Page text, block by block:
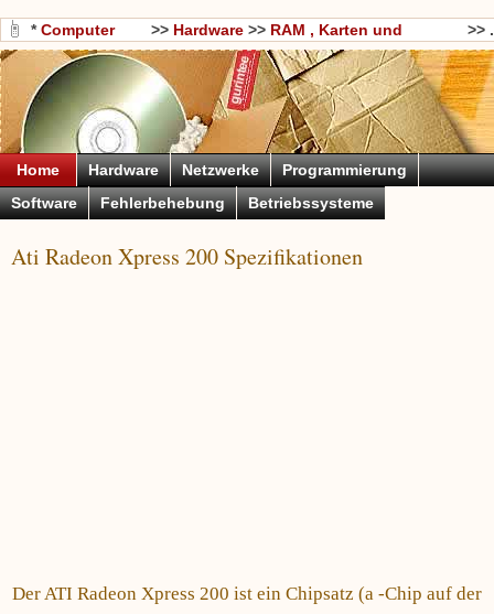
*Computer
Wissen
>> Hardware >> RAM , Karten und
Motherboards
>> .
Home Hardware Netzwerke
Programmierung
Software
Fehlerbehebung Betriebssysteme
Ati Radeon Xpress 200 Spezifikationen
Der ATI Radeon Xpress 200 ist ein Chipsatz (a -Chip auf der